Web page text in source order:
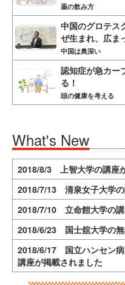
薬の飲み方
中国のグロテス
ぜ生まれ、広ま
中国は奥深い
認知症が急カー
る！
頭の健康を考える
What's New
2018/8/3 上智大学の講座
2018/7/13 清泉女子大学の
2018/7/10 立命館大学の講
2018/6/23 国士舘大学の無
2018/6/17 国立ハンセン病
講座が掲載されました